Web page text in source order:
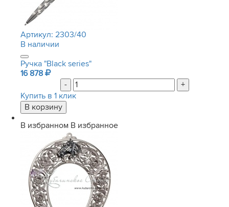
Артикул: 2303/40
В наличии
Ручка "Black series"
16 878
-
+
Купить в 1 клик
В избранном В избранное